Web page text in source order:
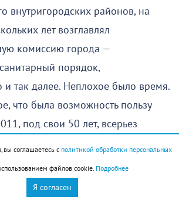
внутригородских районов, на
лет возглавлял
комиссию города —
порядок,
и так далее. Неплохое было время.
что была возможность пользу
под свои 50 лет, всерьез
физкультурно-массовой
спорта.
соглашаетесь с политикой обработки персональных
файлов cookie. Подробнее
Я согласен